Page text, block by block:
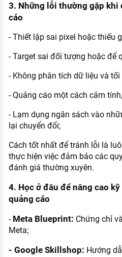
3. Những lỗi thường gặp khi
cáo
- Thiết lập sai pixel hoặc thiếu
- Target sai đối tượng hoặc để
- Không phân tích dữ liệu và
- Quảng cáo một cách cảm
- Lạm dụng ngân sách vào
lại chuyển đổi;
Cách tốt nhất để tránh lỗi là
thực hiện việc đảm bảo các
đánh giá thường xuyên.
4. Học ở đâu để nâng cao
quảng cáo
-Meta Blueprint: Chứng chỉ
Meta;
- Google Skillshop: Hướng